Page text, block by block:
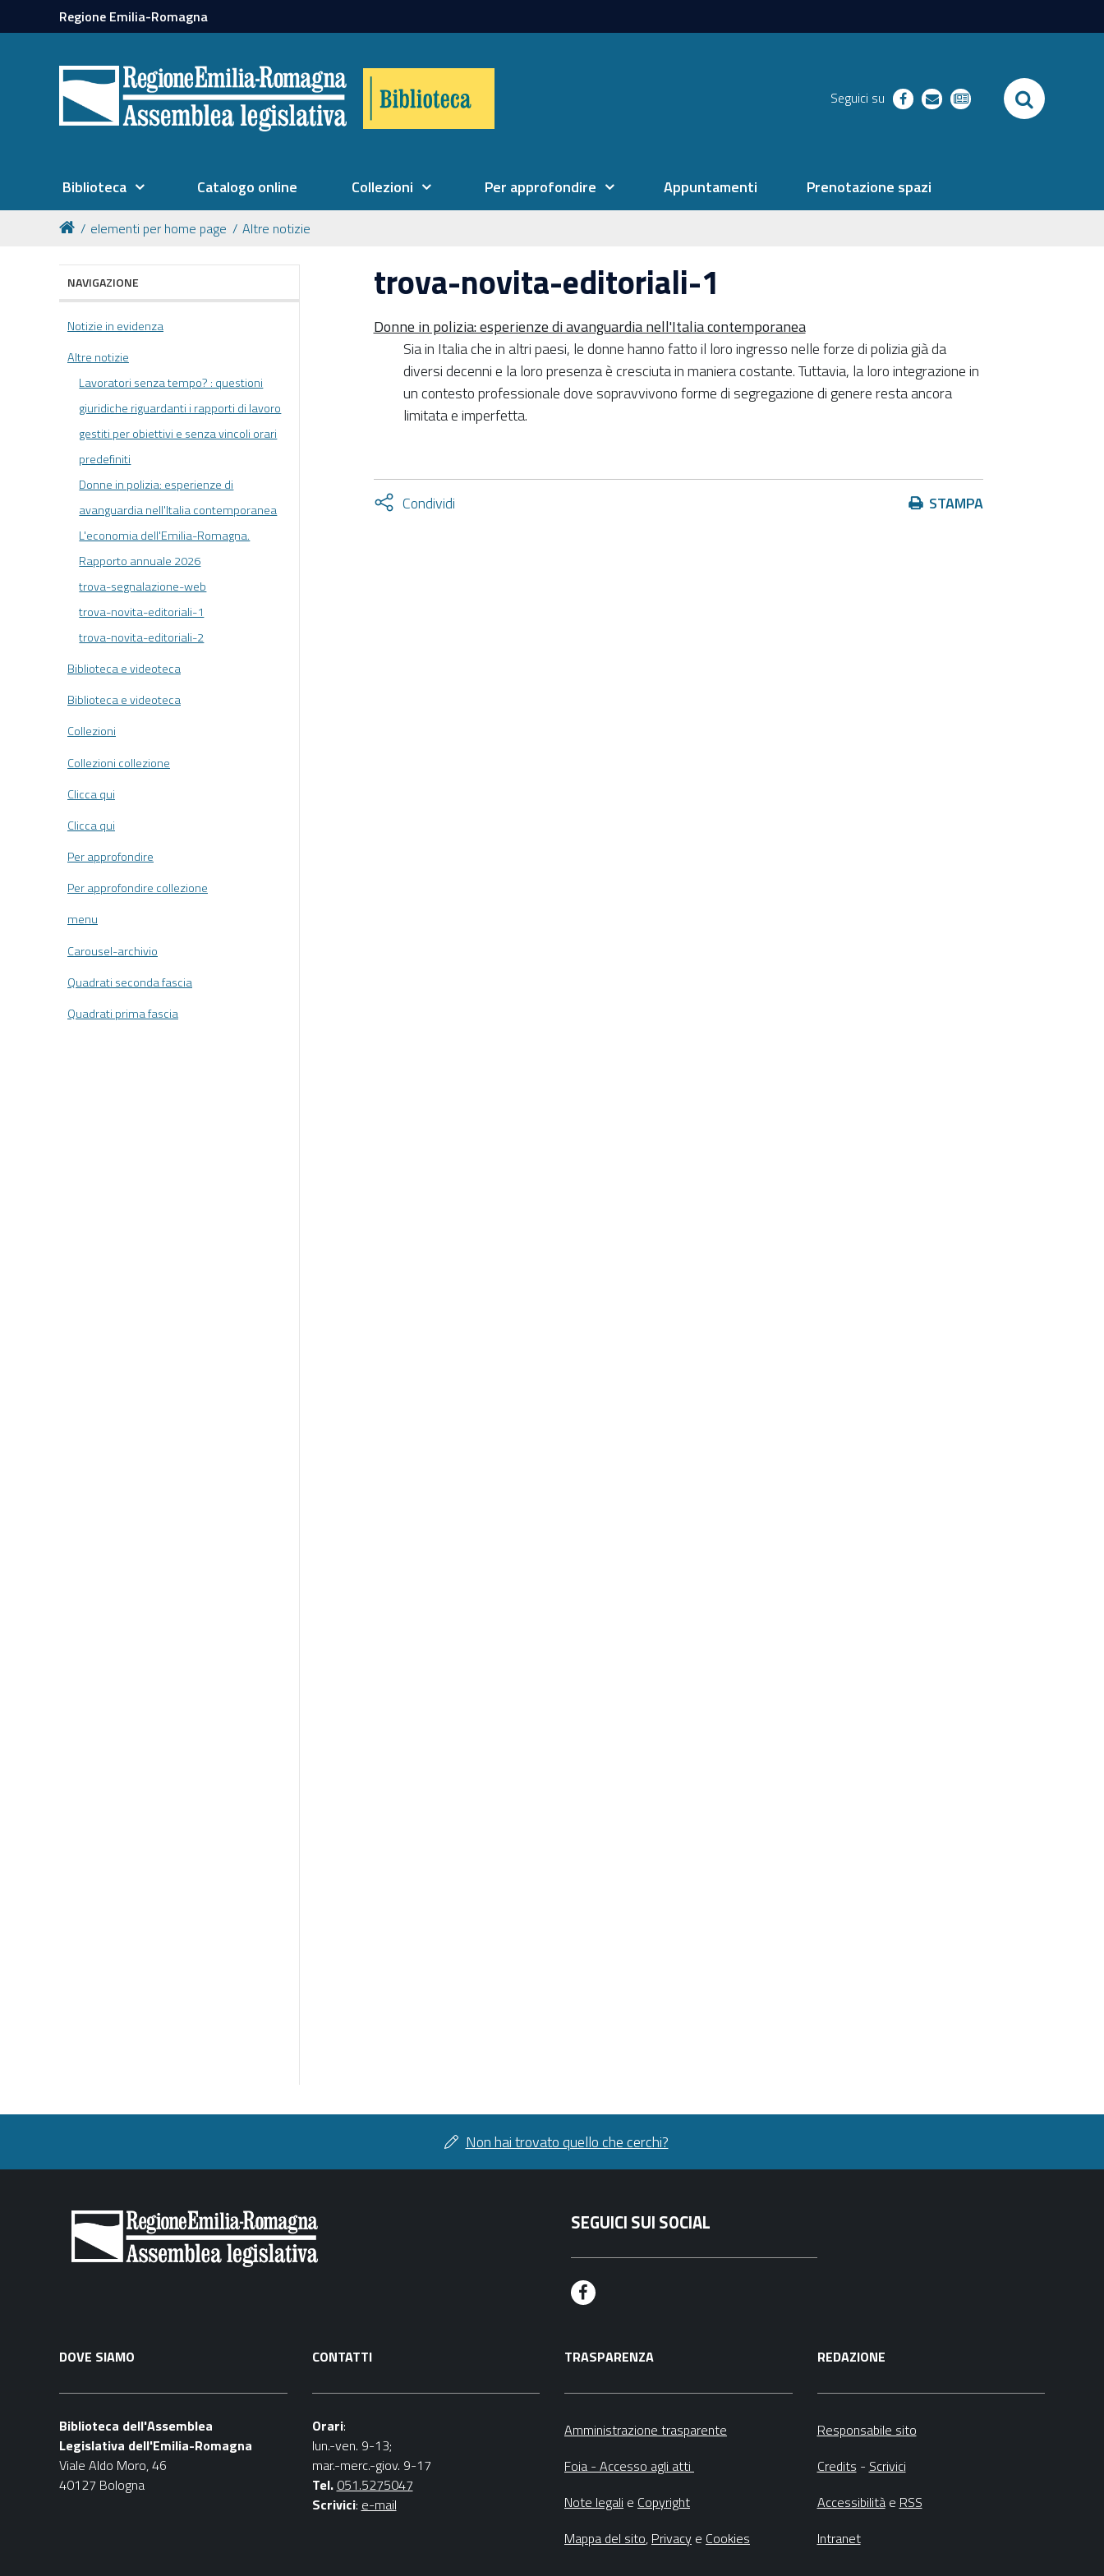
Regione Emilia-Romagna
Seguici su facebookrichiestenewsletter SEARCH
Biblioteca Catalogo online Collezioni Per approfondire Appuntamenti Prenotazione spazi
elementi per home page Altre notizie
trova-novita-editoriali-1
Donne in polizia: esperienze di avanguardia nell'Italia contemporanea
Sia in Italia che in altri paesi, le donne hanno fatto il loro ingresso nelle forze di polizia già da
diversi decenni e la loro presenza è cresciuta in maniera costante. Tuttavia, la loro integrazione in
un contesto professionale dove sopravvivono forme di segregazione di genere resta ancora
limitata e imperfetta.
Azioni STAMPA
Condividi
Attiva
NAVIGAZIONE
Notizie in evidenza
Altre notizie
Lavoratori senza tempo? : questioni
giuridiche riguardanti i rapporti di lavoro
gestiti per obiettivi e senza vincoli orari
predefiniti
Donne in polizia: esperienze di
avanguardia nell'Italia contemporanea
L'economia dell'Emilia-Romagna.
Rapporto annuale 2026
trova-segnalazione-web
trova-novita-editoriali-1
trova-novita-editoriali-2
Biblioteca e videoteca
Biblioteca e videoteca
Collezioni
Collezioni collezione
Clicca qui
Clicca qui
Per approfondire
Per approfondire collezione
menu
Carousel-archivio
Quadrati seconda fascia
Quadrati prima fascia
Non hai trovato quello che cerchi?
SEGUICI SUI SOCIAL
F
c
e
o
k
DOVE SIAMO
Biblioteca dell'Assemblea
Legislativa dell'Emilia-Romagna
Viale Aldo Moro, 46
40127 Bologna
CONTATTI
Orari:
lun.-ven. 9-13;
mar.-merc.-giov. 9-17
Tel. 051.5275047
Scrivici: e-mail
TRASPARENZA
Amministrazione trasparente
Foia - Accesso agli atti
Note legali e Copyright
Mappa del sito, Privacy e Cookies
REDAZIONE
Responsabile sito
Credits - Scrivici
Accessibilitàe RSS
Intranet